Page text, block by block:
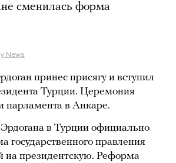
сменилась форма
News
принес присягу и вступил
Турции. Церемония
парламента в Анкаре.
в Турции официально
государственного правления
на президентскую. Реформа